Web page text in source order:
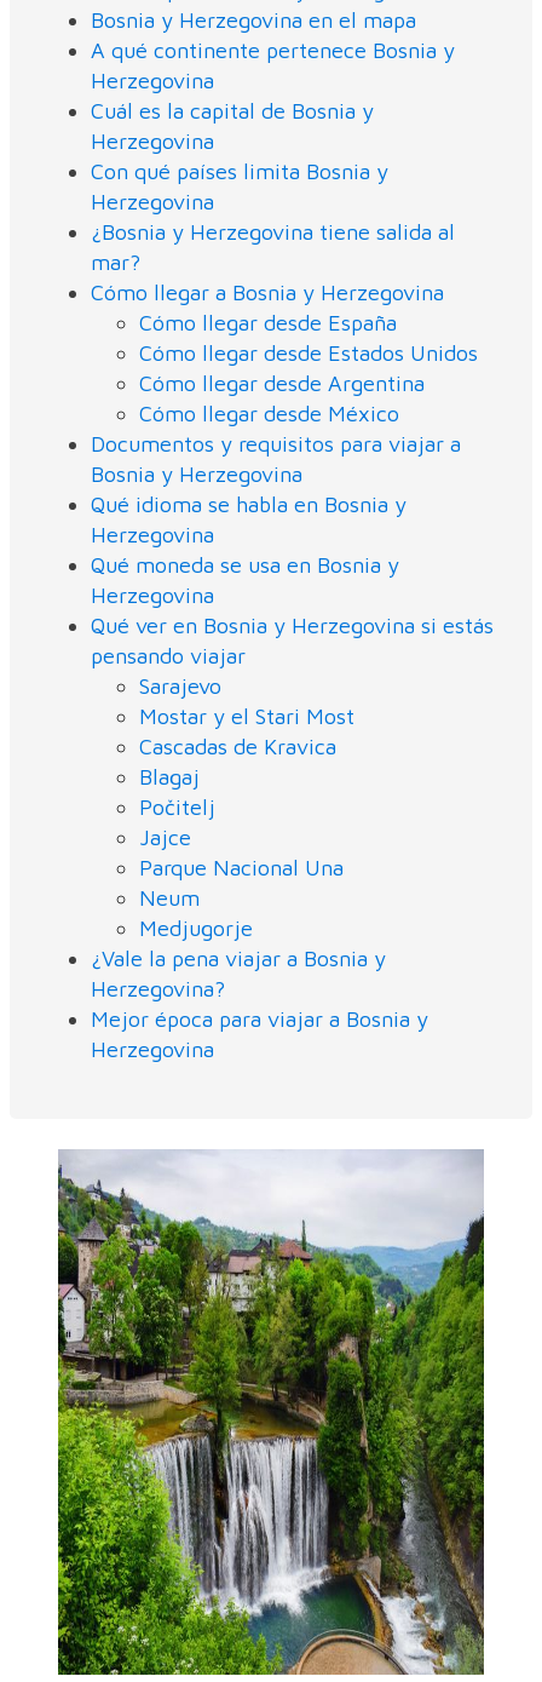
Bosnia y Herzegovina en el mapa
A qué continente pertenece Bosnia y
Herzegovina
Cuál es la capital de Bosnia y
Herzegovina
Con qué países limita Bosnia y
Herzegovina
¿Bosnia y Herzegovina tiene salida al
mar?
Cómo llegar a Bosnia y Herzegovina
Cómo llegar desde España
Cómo llegar desde Estados Unidos
Cómo llegar desde Argentina
Cómo llegar desde México
Documentos y requisitos para viajar a
Bosnia y Herzegovina
Qué idioma se habla en Bosnia y
Herzegovina
Qué moneda se usa en Bosnia y
Herzegovina
Qué ver en Bosnia y Herzegovina si estás
pensando viajar
Sarajevo
Mostar y el Stari Most
Cascadas de Kravica
Blagaj
Počitelj
Jajce
Parque Nacional Una
Neum
Medjugorje
¿Vale la pena viajar a Bosnia y
Herzegovina?
Mejor época para viajar a Bosnia y
Herzegovina